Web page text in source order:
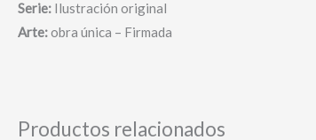
Serie: Ilustración original
Arte:obra única – Firmada
Productos relacionados